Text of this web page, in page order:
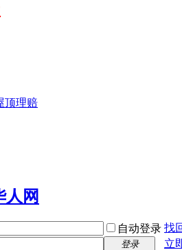
自动登录 找
登录
立